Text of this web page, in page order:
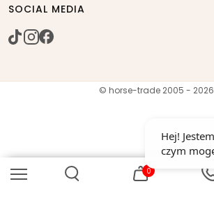
0
SOCIAL MEDIA
© horse-trade 2005 - 2026